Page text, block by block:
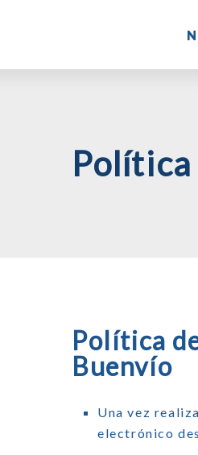
Política
Buenvío
Una vez
electrónico